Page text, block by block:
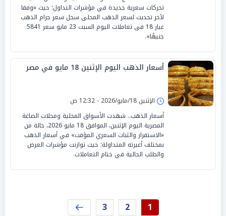
تحركات سعرية جديدة في مؤشرات التداول؛ حيث «وفقا
لآخر تحديث لسعر الذهب المحلى سجل سعر جرام الذهب
عيار 18 فى تعاملات اليوم السبت 23 مايو سعر 5841
جنيهًا».
أسعار الذهب اليوم الإثنين 18 مايو في مصر
الإثنين 18/مايو/2026 - 12:32 ص
أسعار الذهب.. شهدت الأسواق المحلية ومحلات الصاغة
المصرية اليوم الإثنين، الموافق 18 مايو 2026، حالة من
«الاستقرار والثبات السعري المؤقت» في أسعار الذهب
بمختلف أعيرته المتداولة؛ حيث توازنت مؤشرات العرض
والطلب الحالية في ختام التعاملات.
1
2
3